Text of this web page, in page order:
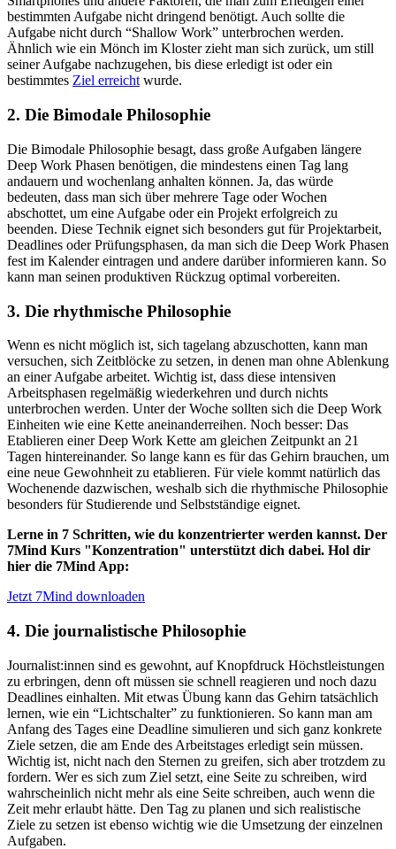
bestimmten Aufgabe nicht dringend benötigt. Auch sollte die
Aufgabe nicht durch “Shallow Work” unterbrochen werden.
Ähnlich wie ein Mönch im Kloster zieht man sich zurück, um still
seiner Aufgabe nachzugehen, bis diese erledigt ist oder ein
bestimmtes Ziel erreichtwurde.
2. Die Bimodale Philosophie
Die Bimodale Philosophie besagt, dass große Aufgaben längere
Deep Work Phasen benötigen, die mindestens einen Tag lang
andauern und wochenlang anhalten können. Ja, das würde
bedeuten, dass man sich über mehrere Tage oder Wochen
abschottet, um eine Aufgabe oder ein Projekt erfolgreich zu
beenden. Diese Technik eignet sich besonders gut für Projektarbeit,
Deadlines oder Prüfungsphasen, da man sich die Deep Work Phasen
fest im Kalender eintragen und andere darüber informieren kann. So
kann man seinen produktiven Rückzug optimal vorbereiten.
3. Die rhythmische Philosophie
Wenn es nicht möglich ist, sich tagelang abzuschotten, kann man
versuchen, sich Zeitblöcke zu setzen, in denen man ohne Ablenkung
an einer Aufgabe arbeitet. Wichtig ist, dass diese intensiven
Arbeitsphasen regelmäßig wiederkehren und durch nichts
unterbrochen werden. Unter der Woche sollten sich die Deep Work
Einheiten wie eine Kette aneinanderreihen. Noch besser: Das
Etablieren einer Deep Work Kette am gleichen Zeitpunkt an 21
Tagen hintereinander. So lange kann es für das Gehirn brauchen, um
eine neue Gewohnheit zu etablieren. Für viele kommt natürlich das
Wochenende dazwischen, weshalb sich die rhythmische Philosophie
besonders für Studierende und Selbstständige eignet.
Lerne in 7 Schritten, wie du konzentrierter werden kannst. Der
7Mind Kurs "Konzentration" unterstützt dich dabei. Hol dir
hier die 7Mind App:
Jetzt 7Mind downloaden
4. Die journalistische Philosophie
Journalist:innen sind es gewohnt, auf Knopfdruck Höchstleistungen
zu erbringen, denn oft müssen sie schnell reagieren und noch dazu
Deadlines einhalten. Mit etwas Übung kann das Gehirn tatsächlich
lernen, wie ein “Lichtschalter” zu funktionieren. So kann man am
Anfang des Tages eine Deadline simulieren und sich ganz konkrete
Ziele setzen, die am Ende des Arbeitstages erledigt sein müssen.
Wichtig ist, nicht nach den Sternen zu greifen, sich aber trotzdem zu
fordern. Wer es sich zum Ziel setzt, eine Seite zu schreiben, wird
wahrscheinlich nicht mehr als eine Seite schreiben, auch wenn die
Zeit mehr erlaubt hätte. Den Tag zu planen und sich realistische
Ziele zu setzen ist ebenso wichtig wie die Umsetzung der einzelnen
Aufgaben.